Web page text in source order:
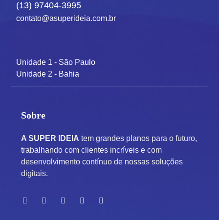
(13) 97404-3995
contato@asuperideia.com.br
Unidade 1 - São Paulo
Unidade 2 - Bahia
Sobre
A SUPER IDEIA tem grandes planos para o futuro,
trabalhando com clientes incríveis e com
desenvolvimento contínuo de nossas soluções
digitais.